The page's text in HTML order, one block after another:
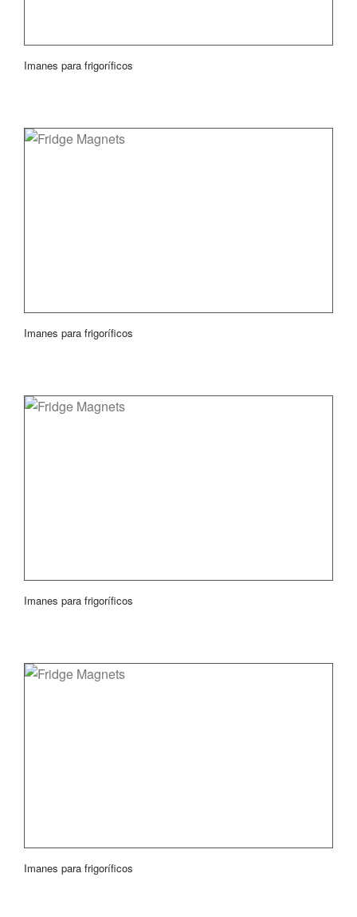
Imanes para frigoríficos
Imanes para frigoríficos
Imanes para frigoríficos
Imanes para frigoríficos